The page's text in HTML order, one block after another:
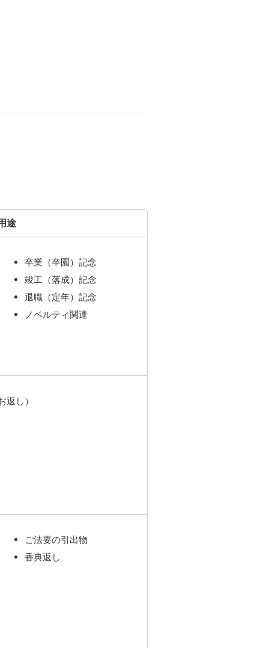
途
卒業（卒園）記念
竣工（落成）記念
退職（定年）記念
ノベルティ関連
返し）
ご法要の引出物
香典返し